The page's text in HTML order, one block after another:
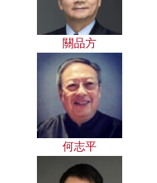
關品方
何志平